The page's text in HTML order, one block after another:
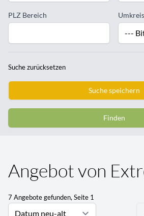
PLZ Bereich Umkreis
Suche zurücksetzen
Suche speichern
Finden
Angebot von
7 Angebote gefunden, Seite 1